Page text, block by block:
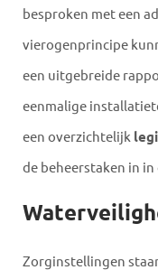
besproken met een
vierogenprincipe
een uitgebreide
eenmalige
een overzichtelijk
de beheerstaken in
Zorginstellingen